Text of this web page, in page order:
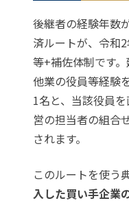
後継者の経験年数
済ルートが、令和
等+補佐体制です
他業の役員等経験
1名と、当該役員
営の担当者の組合
されます。
このルートを使う
入した買い手企業